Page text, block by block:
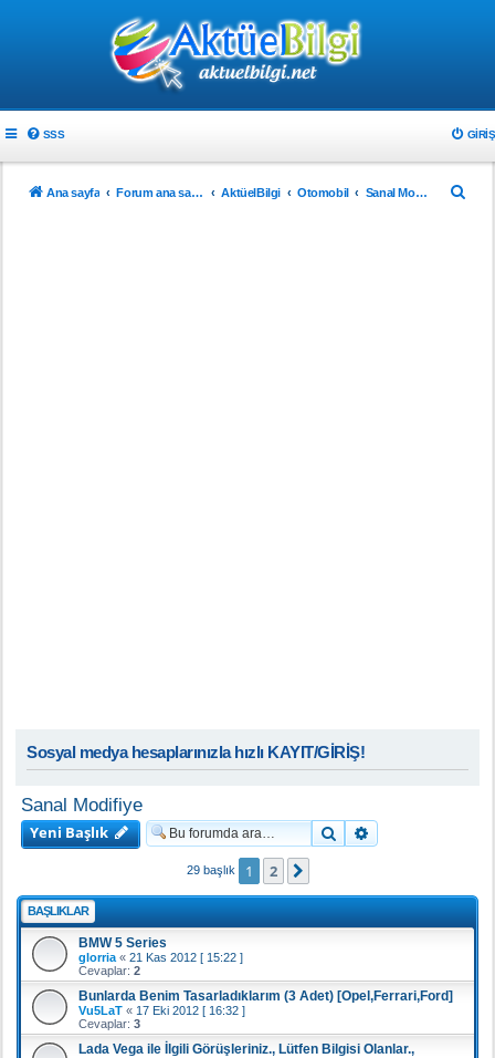
SSS GIRIŞ
Ana sayfa Forum ana sayfa AktüelBilgi Otomobil Sanal Modifiye
Sosyal medya hesaplarınızla hızlı KAYIT/GİRİŞ!
Sanal Modifiye
Yeni Başlık
Ara
29 başlık 1 2
BAŞLIKLAR
BMW 5 Series
glorria « 21 Kas 2012 [ 15:22 ]
Cevaplar: 2
Bunlarda Benim Tasarladıklarım (3 Adet) [Opel,Ferrari,Ford]
Vu5LaT « 17 Eki 2012 [ 16:32 ]
Cevaplar: 3
Lada Vega ile İlgili Görüşleriniz., Lütfen Bilgisi Olanlar.,